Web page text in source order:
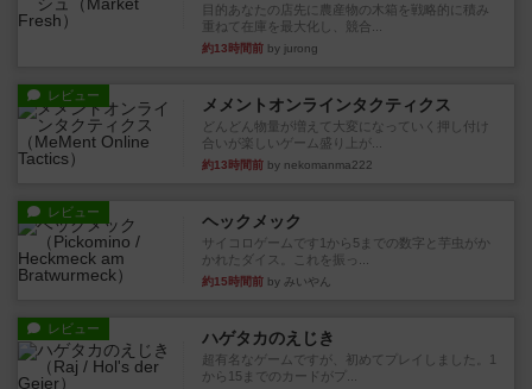
目的あなたの店先に農産物の木箱を戦略的に積み
重ねて在庫を最大化し、競合...
約13時間前 by jurong
レビュー メメントオンラインタクティクス
どんどん物量が増えて大変になっていく押し付け
合いが楽しいゲーム盛り上が...
約13時間前 by nekomanma222
レビュー ヘックメック
サイコロゲームです1から5までの数字と芋虫がか
かれたダイス。これを振っ...
約15時間前 by みいやん
レビュー ハゲタカのえじき
超有名なゲームですが、初めてプレイしました。1
から15までのカードがプ...